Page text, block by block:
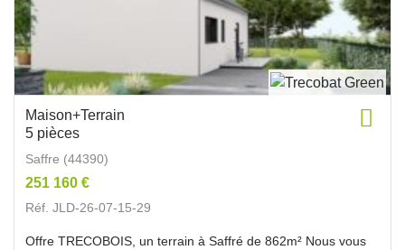
Maison+Terrain
5 pièces
Saffre (44390)
251 160 €
Réf. JLD-26-07-15-29
Offre TRECOBOIS, un terrain à Saffré de 862m² Nous vous